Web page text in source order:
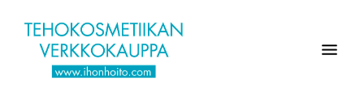
pääsisältöön
ensisijaiseen
sivupalkkiin
alatunnisteeseen